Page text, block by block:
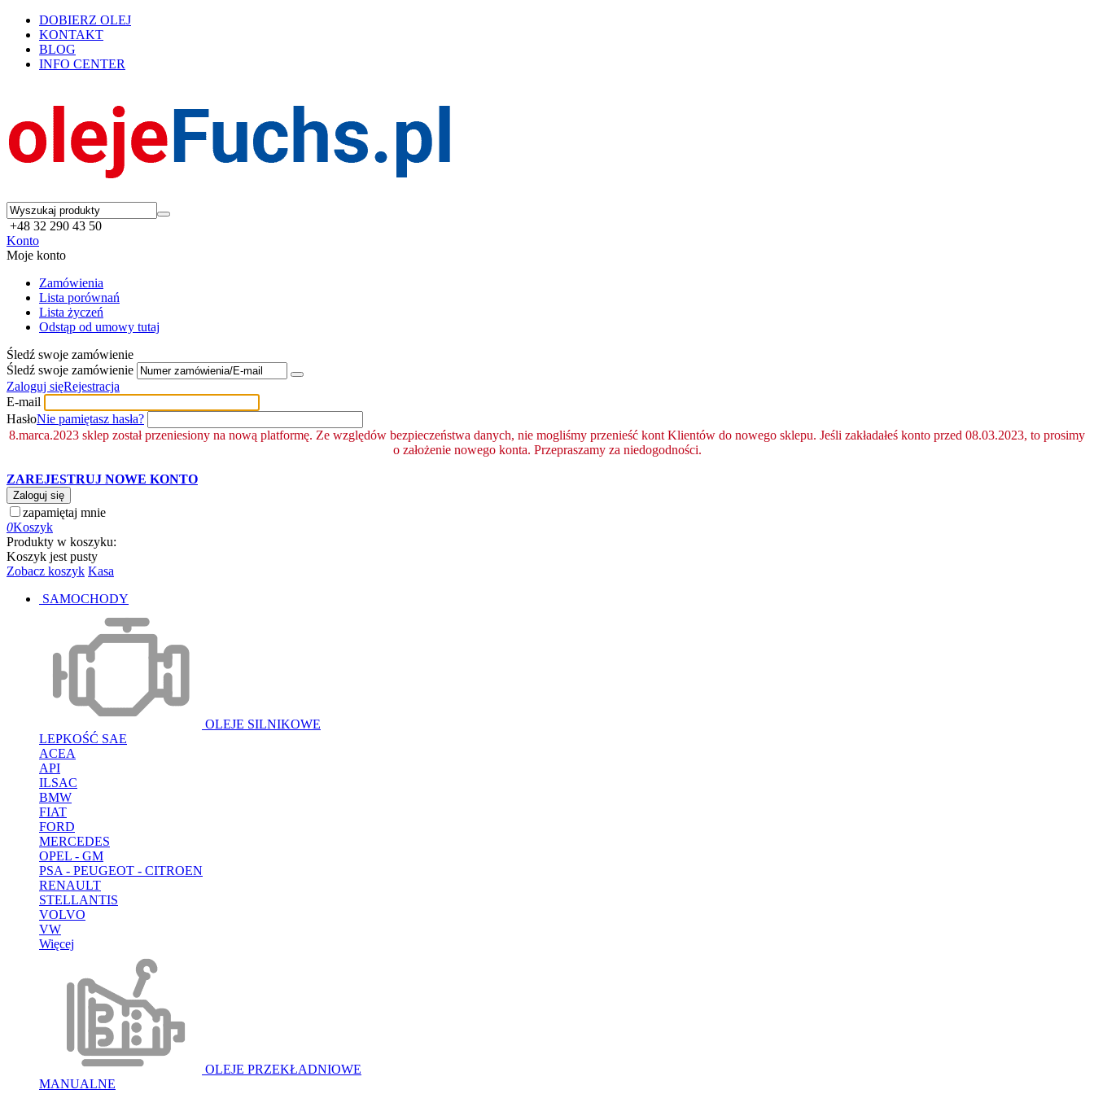
DOBIERZ OLEJ
KONTAKT
BLOG
INFO CENTER
+48 32 290 43 50
Konto
Moje konto
Zamówienia
Lista porównań
Lista życzeń
Odstąp od umowy tutaj
Śledź swoje zamówienie
Śledź swoje zamówienie
Zaloguj sięRejestracja
E-mail
HasłoNie pamiętasz hasła?
8.marca.2023 sklep został przeniesiony na nową platformę. Ze względów bezpieczeństwa danych, nie mogliśmy przenieść kont Klientów do nowego sklepu. Jeśli zakładałeś konto przed 08.03.2023, to prosimy
o założenie nowego konta. Przepraszamy za niedogodności.
ZAREJESTRUJ NOWE KONTO
Zaloguj się
zapamiętaj mnie
0Koszyk
Produkty w koszyku:
Koszyk jest pusty
Zobacz koszyk Kasa
SAMOCHODY
OLEJE SILNIKOWE
LEPKOŚĆ SAE
ACEA
API
ILSAC
BMW
FIAT
FORD
MERCEDES
OPEL - GM
PSA - PEUGEOT - CITROEN
RENAULT
STELLANTIS
VOLVO
VW
Więcej
OLEJE PRZEKŁADNIOWE
MANUALNE